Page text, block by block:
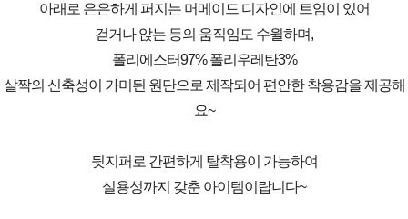
아래로 은은하게 퍼지는 머메이드 디자인에 트임이 있어
걷거나 앉는 등의 움직임도 수월하며,
폴리에스터97% 폴리우레탄3%
살짝의 신축성이 가미된 원단으로 제작되어 편안한 착용감을 제공해
요~
뒷지퍼로 간편하게 탈착용이 가능하여
실용성까지 갖춘 아이템이랍니다~